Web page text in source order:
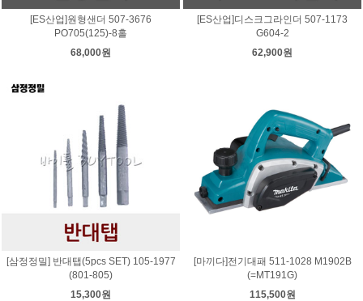
[ES산업]원형샌더 507-3676
PO705(125)-8홀
68,000원
[ES산업]디스크그라인더 507-1173
G604-2
62,900원
[삼정정밀] 반대탭(5pcs SET) 105-1977
(801-805)
15,300원
[마끼다]전기대패 511-1028 M1902B
(=MT191G)
115,500원